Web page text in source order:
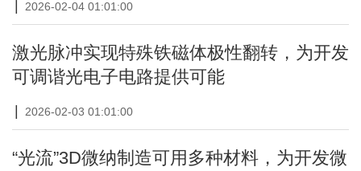
2026-02-04 01:01:00
激光脉冲实现特殊铁磁体极性翻转，为开发
可调谐光电子电路提供可能
2026-02-03 01:01:00
“光流”3D微纳制造可用多种材料，为开发微